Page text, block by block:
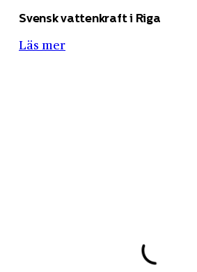
Svensk vattenkraft i Riga
Läs mer